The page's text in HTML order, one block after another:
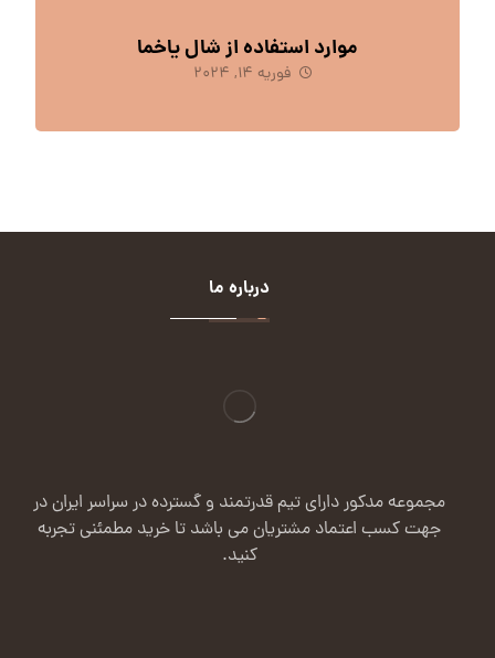
موارد استفاده از شال یاخما
فوریه 14, 2024
درباره ما
مجموعه مدکور دارای تیم قدرتمند و گسترده در سراسر ایران در
جهت کسب اعتماد مشتریان می باشد تا خرید مطمئنی تجربه
کنید.